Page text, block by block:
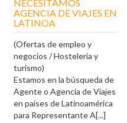
NECESITAMOS
AGENCIA DE VIAJES EN
LATINOA
(Ofertas de empleo y
negocios / Hosteleria y
turismo)
Estamos en la búsqueda de
Agente o Agencia de Viajes
en países de Latinoamérica
para Representante A[...]